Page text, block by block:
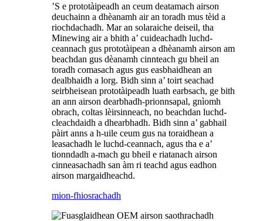
’S e prototàipeadh an ceum deatamach airson
deuchainn a dhèanamh air an toradh mus tèid a
riochdachadh. Mar an solaraiche deiseil, tha
Minewing air a bhith a’ cuideachadh luchd-
ceannach gus prototàipean a dhèanamh airson am
beachdan gus dèanamh cinnteach gu bheil an
toradh comasach agus gus easbhaidhean an
dealbhaidh a lorg. Bidh sinn a’ toirt seachad
seirbheisean prototàipeadh luath earbsach, ge bith
an ann airson dearbhadh-prionnsapal, gnìomh
obrach, coltas lèirsinneach, no beachdan luchd-
cleachdaidh a dhearbhadh. Bidh sinn a’ gabhail
pàirt anns a h-uile ceum gus na toraidhean a
leasachadh le luchd-ceannach, agus tha e a’
tionndadh a-mach gu bheil e riatanach airson
cinneasachadh san àm ri teachd agus eadhon
airson margaidheachd.
mion-fhiosrachadh